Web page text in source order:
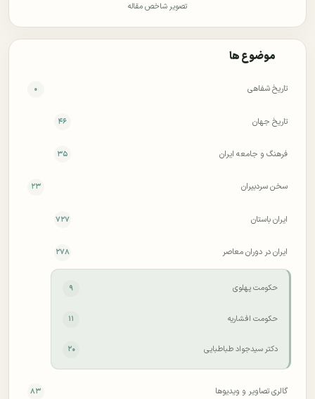
تصویر شاخص مقاله
موضوع ها
تاریخ شفاهی ۰
تاریخ جهان ۴۶
فرهنگ و جامعه ایران ۳۵
سخن سردبیران ۲۳
ایران باستان ۷۲۷
ایران در دوران معاصر ۲۷۸
حکومت پهلوی ۹
حکومت افشاریه ۱۱
دکتر سید‌جواد طباطبایی ۲۰
گالری تصاویر و ویدیوها ۸۳